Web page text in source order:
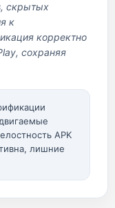
скрытых
к
корректно
сохраняя
APK
лишние